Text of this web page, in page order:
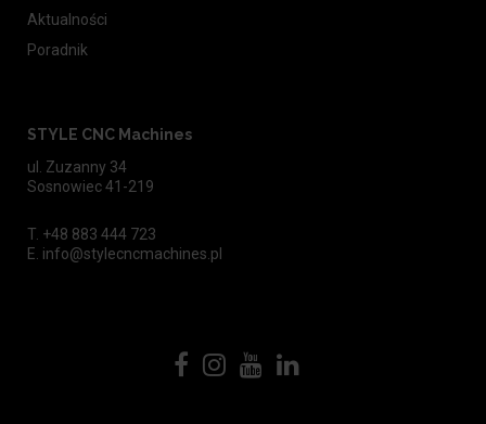
Aktualności
Poradnik
STYLE CNC Machines
ul. Zuzanny 34
Sosnowiec 41-219
T. +48 883 444 723
E. info@stylecncmachines.pl